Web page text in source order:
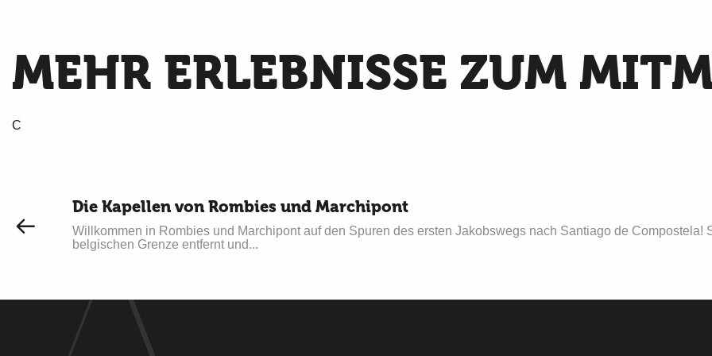
MEHR ERLEBNISSE ZUM
C
Die Kapellen von Rombies und Marchipont
Willkommen in Rombies und Marchipont auf den Spuren des ersten Jakobswegs nach Santiago de Compostela!
belgischen Grenze entfernt und...